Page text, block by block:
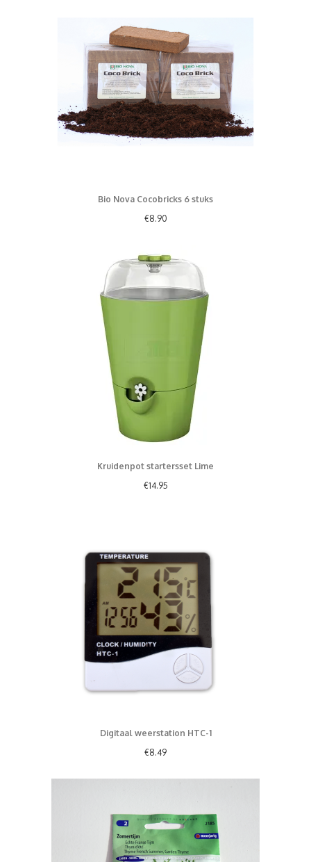
Bio Nova Cocobricks 6 stuks
€8.90
Kruidenpot startersset Lime
€14.95
Digitaal weerstation HTC-1
€8.49